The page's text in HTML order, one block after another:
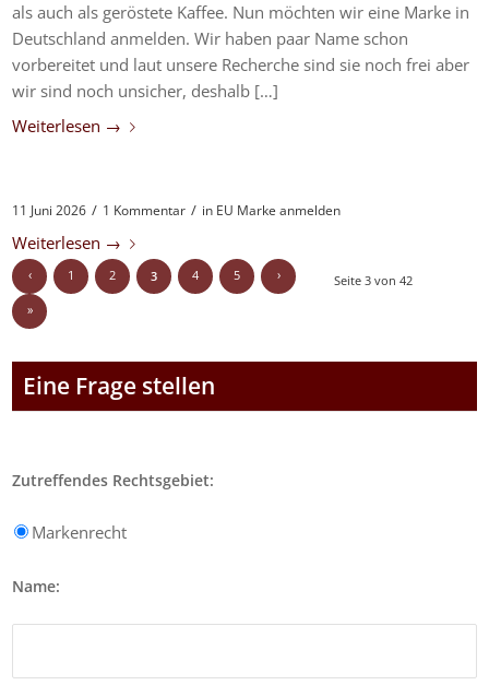
als auch als geröstete Kaffee. Nun möchten wir eine Marke in
Deutschland anmelden. Wir haben paar Name schon
vorbereitet und laut unsere Recherche sind sie noch frei aber
wir sind noch unsicher, deshalb […]
Weiterlesen →
11 Juni 2026 / 1 Kommentar / in EU Marke anmelden
Weiterlesen →
Seite 3 von 42
‹ 1 2 3 4 5 ›
»
Eine Frage stellen
Zutreffendes Rechtsgebiet:
Markenrecht
Name: